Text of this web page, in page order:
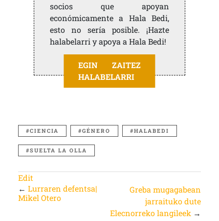
socios que apoyan
económicamente a Hala Bedi,
esto no sería posible. ¡Hazte
halabelarri y apoya a Hala Bedi!
EGIN ZAITEZ
HALABELARRI
CIENCIA GÉNERO HALABEDI
SUELTA LA OLLA
Edit
← Lurraren defentsa|
Mikel Otero
Greba mugagabean
jarraituko dute
Elecnorreko langileek →